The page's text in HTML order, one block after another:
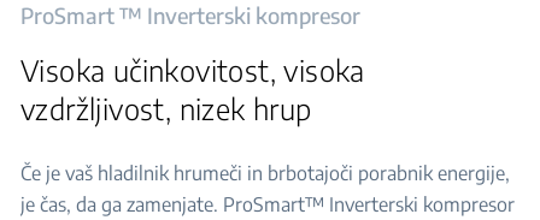
ProSmart ™ Inverterski kompresor
Visoka učinkovitost, visoka
vzdržljivost, nizek hrup
Če je vaš hladilnik hrumeči in brbotajoči porabnik energije,
je čas, da ga zamenjate. ProSmart™ Inverterski kompresor